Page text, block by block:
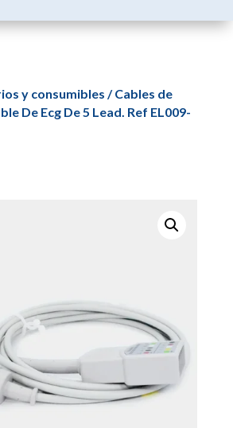
y consumibles /Cables de
De Ecg De 5 Lead. Ref EL009-